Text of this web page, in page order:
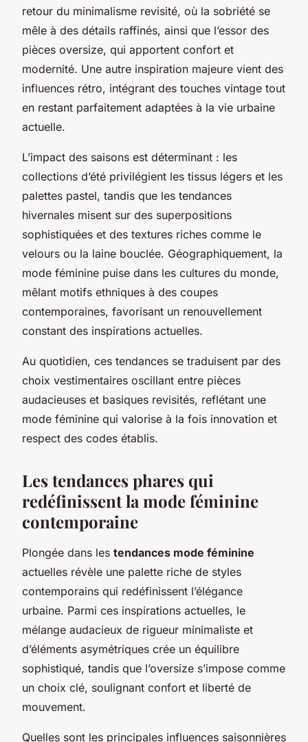
retour du minimalisme revisité, où la sobriété se
mêle à des détails raffinés, ainsi que l’essor des
pièces oversize, qui apportent confort et
modernité. Une autre inspiration majeure vient des
influences rétro, intégrant des touches vintage tout
en restant parfaitement adaptées à la vie urbaine
actuelle.
L’impact des saisons est déterminant : les
collections d’été privilégient les tissus légers et les
palettes pastel, tandis que les tendances
hivernales misent sur des superpositions
sophistiquées et des textures riches comme le
velours ou la laine bouclée. Géographiquement, la
mode féminine puise dans les cultures du monde,
mêlant motifs ethniques à des coupes
contemporaines, favorisant un renouvellement
constant des inspirations actuelles.
Au quotidien, ces tendances se traduisent par des
choix vestimentaires oscillant entre pièces
audacieuses et basiques revisités, reflétant une
mode féminine qui valorise à la fois innovation et
respect des codes établis.
Les tendances phares qui
redéfinissent la mode féminine
contemporaine
Plongée dans les tendances mode féminine
actuelles révèle une palette riche de styles
contemporains qui redéfinissent l’élégance
urbaine. Parmi ces inspirations actuelles, le
mélange audacieux de rigueur minimaliste et
d’éléments asymétriques crée un équilibre
sophistiqué, tandis que l’oversize s’impose comme
un choix clé, soulignant confort et liberté de
mouvement.
Quelles sont les principales influences saisonnières